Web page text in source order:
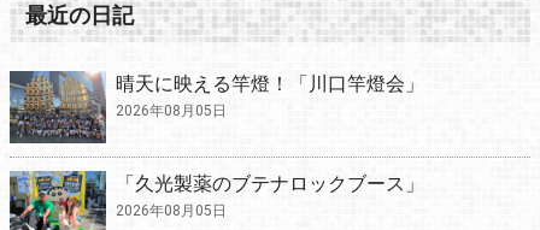
最近の日記
晴天に映える竿燈！「川口竿燈会」
2026年08月05日
「久光製薬のブテナロックブース」
2026年08月05日